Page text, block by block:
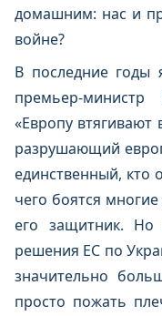
домашним: нас и
войне?
В последние годы
премьер-
«Европу втягивают
разрушающий
единственный, кто
чего боятся
его защитник. Но
решения ЕС по
значительно
просто пожать